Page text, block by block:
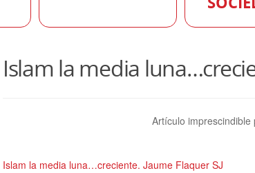
Islam la media
Artículo
Islam la media luna…creciente. Jaume Flaquer SJ